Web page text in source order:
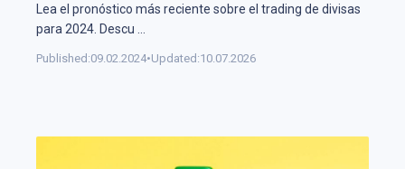
Lea el pronóstico más reciente sobre el trading de divisas
para 2024. Descu
Published:09.02.2024•Updated:10.07.2026